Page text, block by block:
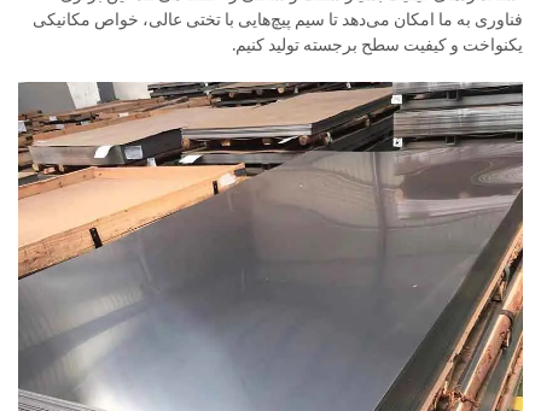
فناوری به ما امکان می‌دهد تا سیم پیچ‌هایی با تختی عالی، خواص مکانیکی
یکنواخت و کیفیت سطح برجسته تولید کنیم.